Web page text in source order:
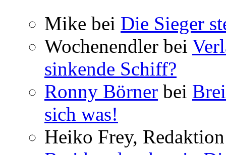
Mike bei Die Sieger
Wochenendler bei
sinkende Schiff?
Ronny Börner bei
sich was!
Heiko Frey,